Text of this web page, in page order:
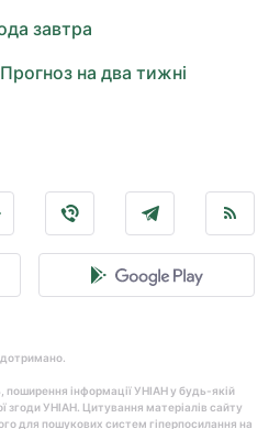
завтра
Прогноз на два тижні
дотримано.
поширення інформації УНІАН у будь-якій
згоди УНІАН. Цитування матеріалів сайту
для пошукових систем гіперпосилання на